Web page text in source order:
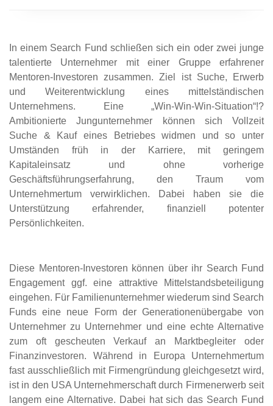
In einem Search Fund schließen sich ein oder zwei junge
talentierte Unternehmer mit einer Gruppe erfahrener
Mentoren-Investoren zusammen. Ziel ist Suche, Erwerb
und Weiterentwicklung eines mittelständischen
Unternehmens. Eine „Win-Win-Win-Situation“!?
Ambitionierte Jungunternehmer können sich Vollzeit
Suche & Kauf eines Betriebes widmen und so unter
Umständen früh in der Karriere, mit geringem
Kapitaleinsatz und ohne vorherige
Geschäftsführungserfahrung, den Traum vom
Unternehmertum verwirklichen. Dabei haben sie die
Unterstützung erfahrender, finanziell potenter
Persönlichkeiten.
Diese Mentoren-Investoren können über ihr Search Fund
Engagement ggf. eine attraktive Mittelstandsbeteiligung
eingehen. Für Familienunternehmer wiederum sind Search
Funds eine neue Form der Generationenübergabe von
Unternehmer zu Unternehmer und eine echte Alternative
zum oft gescheuten Verkauf an Marktbegleiter oder
Finanzinvestoren. Während in Europa Unternehmertum
fast ausschließlich mit Firmengründung gleichgesetzt wird,
ist in den USA Unternehmerschaft durch Firmenerwerb seit
langem eine Alternative. Dabei hat sich das Search Fund